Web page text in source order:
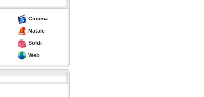
Cinema
Natale
Soldi
Web